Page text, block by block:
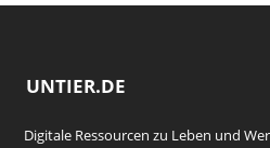
UNTIER.DE
Digitale Ressourcen zu Leben und